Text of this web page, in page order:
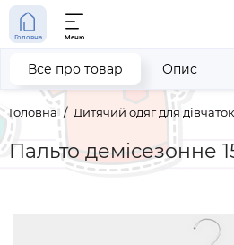
Головна Меню
Головна Дитячий одяг для дівчаток
Пальто демісезонне
Все про товар Опис